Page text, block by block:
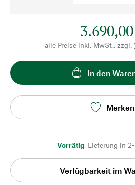
alle Preise inkl. MwSt., zzgl.
In den
Merken
Vorrätig, Lieferung in
Verfügbarkeit im